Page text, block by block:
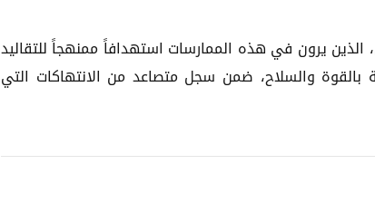
يرون في هذه الممارسات استهدافاً ممنهجاً للتقاليد
بالقوة والسلاح، ضمن سجل متصاعد من الانتهاكات التي